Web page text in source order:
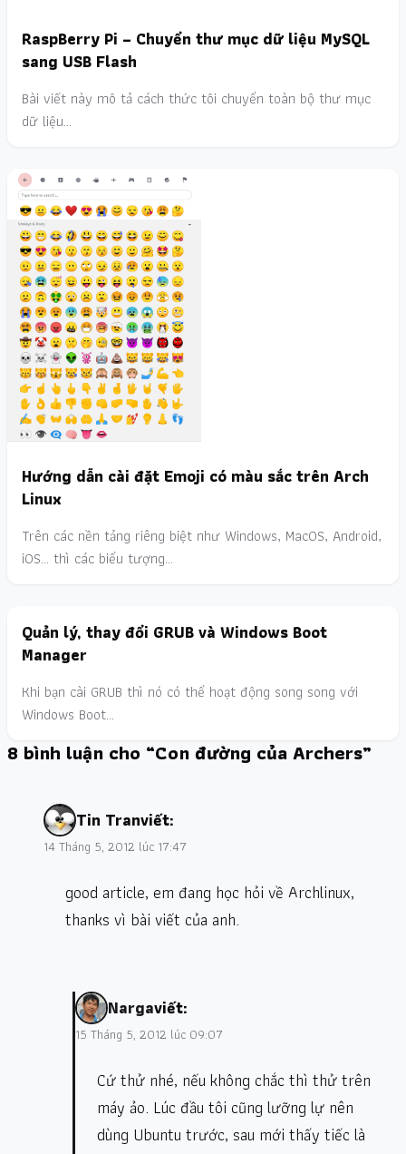
RaspBerry Pi – Chuyển thư mục dữ liệu MySQL
sang USB Flash
Bài viết này mô tả cách thức tôi chuyển toàn bộ thư mục
dữ liệu…
Hướng dẫn cài đặt Emoji có màu sắc trên Arch
Linux
Trên các nền tảng riêng biệt như Windows, MacOS, Android,
iOS... thì các biểu tượng…
Quản lý, thay đổi GRUB và Windows Boot
Manager
Khi bạn cài GRUB thì nó có thể hoạt động song song với
Windows Boot…
8 bình luận cho “Con đường của Archers”
Tin Tranviết:
14 Tháng 5, 2012 lúc 17:47
good article, em đang học hỏi về Archlinux,
thanks vì bài viết của anh.
Nargaviết:
15 Tháng 5, 2012 lúc 09:07
Cứ thử nhé, nếu không chắc thì thử trên
máy ảo. Lúc đầu tôi cũng lưỡng lự nên
dùng Ubuntu trước, sau mới thấy tiếc là